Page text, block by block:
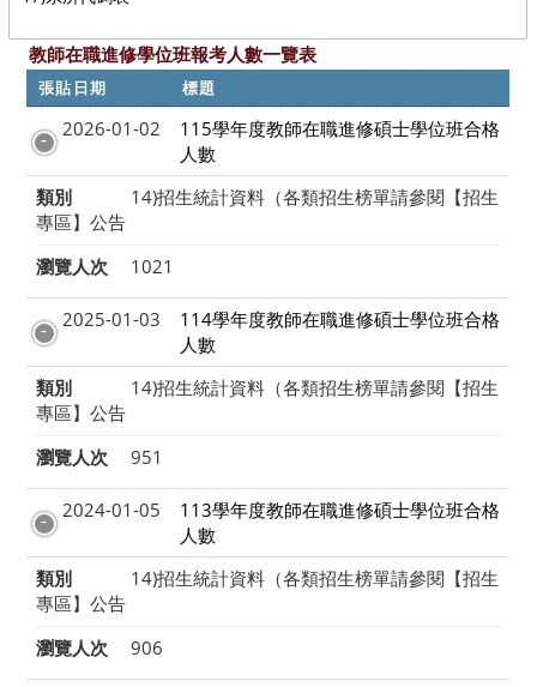
教師在職進修學位班報考人數一覽表
張貼日期 標題
2026-01-02
115學年度教師在職進修碩士學位班合格
人數
類別
14)招生統計資料（各類招生榜單請參閱【招生
專區】公告
瀏覽人次
1021
2025-01-03
114學年度教師在職進修碩士學位班合格
人數
類別
14)招生統計資料（各類招生榜單請參閱【招生
專區】公告
瀏覽人次
951
2024-01-05
113學年度教師在職進修碩士學位班合格
人數
類別
14)招生統計資料（各類招生榜單請參閱【招生
專區】公告
瀏覽人次
906